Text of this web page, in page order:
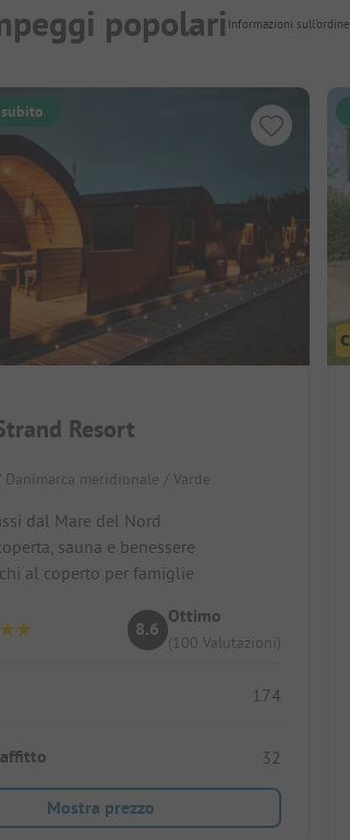
popolari Informazioni sull'ordine
Resort
Danimarca meridionale / Varde
dal Mare del Nord
sauna e benessere
al coperto per famiglie
8.6
Ottimo
(100 Valutazioni)
174
32
Mostra prezzo